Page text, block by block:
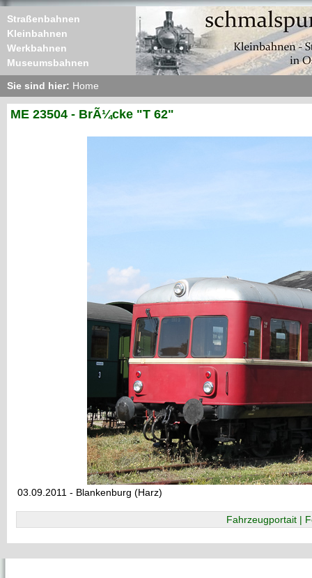
Straßenbahnen
Kleinbahnen
Werkbahnen
Museumsbahnen
Sie sind hier: Home
ME 23504 - BrÃ¼cke "T 62"
03.09.2011 - Blankenburg (Harz)
Fahrzeugportait |